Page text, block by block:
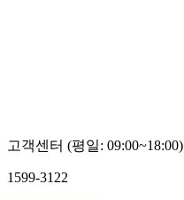
고객센터 (평일: 09:00~18:00)
1599-3122